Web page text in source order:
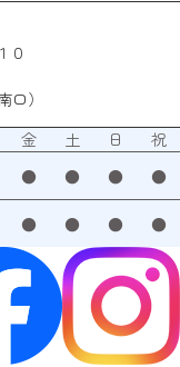
０
口）
金 土 日 祝
● ● ● ●
● ● ● ●